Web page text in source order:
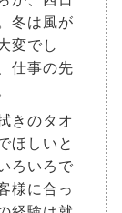
冬は風が
変でし
仕事の先
きのタオ
ほしいと
ろいろで
様に合っ